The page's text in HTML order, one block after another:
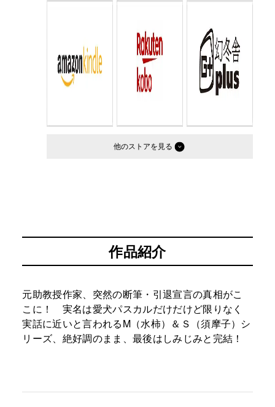
他のストア
作品紹介
元助教授作家、突然の断筆・引退宣言の真相がこ
こに！ 実名は愛犬パスカルだけだけど限りなく
実話に近いと言われるM（水柿）＆Ｓ（須摩子）シ
リーズ、絶好調のまま、最後はしみじみと完結！